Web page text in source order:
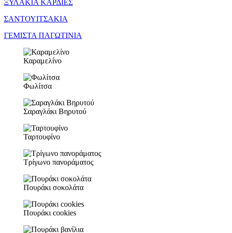
ΞΥΛΑΚΙΑ ΚΑΡΔΙΕΣ
ΣΑΝΤΟΥΙΤΣΑΚΙΑ
ΓΕΜΙΣΤΑ ΠΑΓΩΤΙΝΙΑ
Καραμελίνο
Φωλίτσα
Σαραγλάκι Βηρυτού
Ταρτουφίνο
Τρίγωνο πανοράματος
Πουράκι σοκολάτα
Πουράκι cookies